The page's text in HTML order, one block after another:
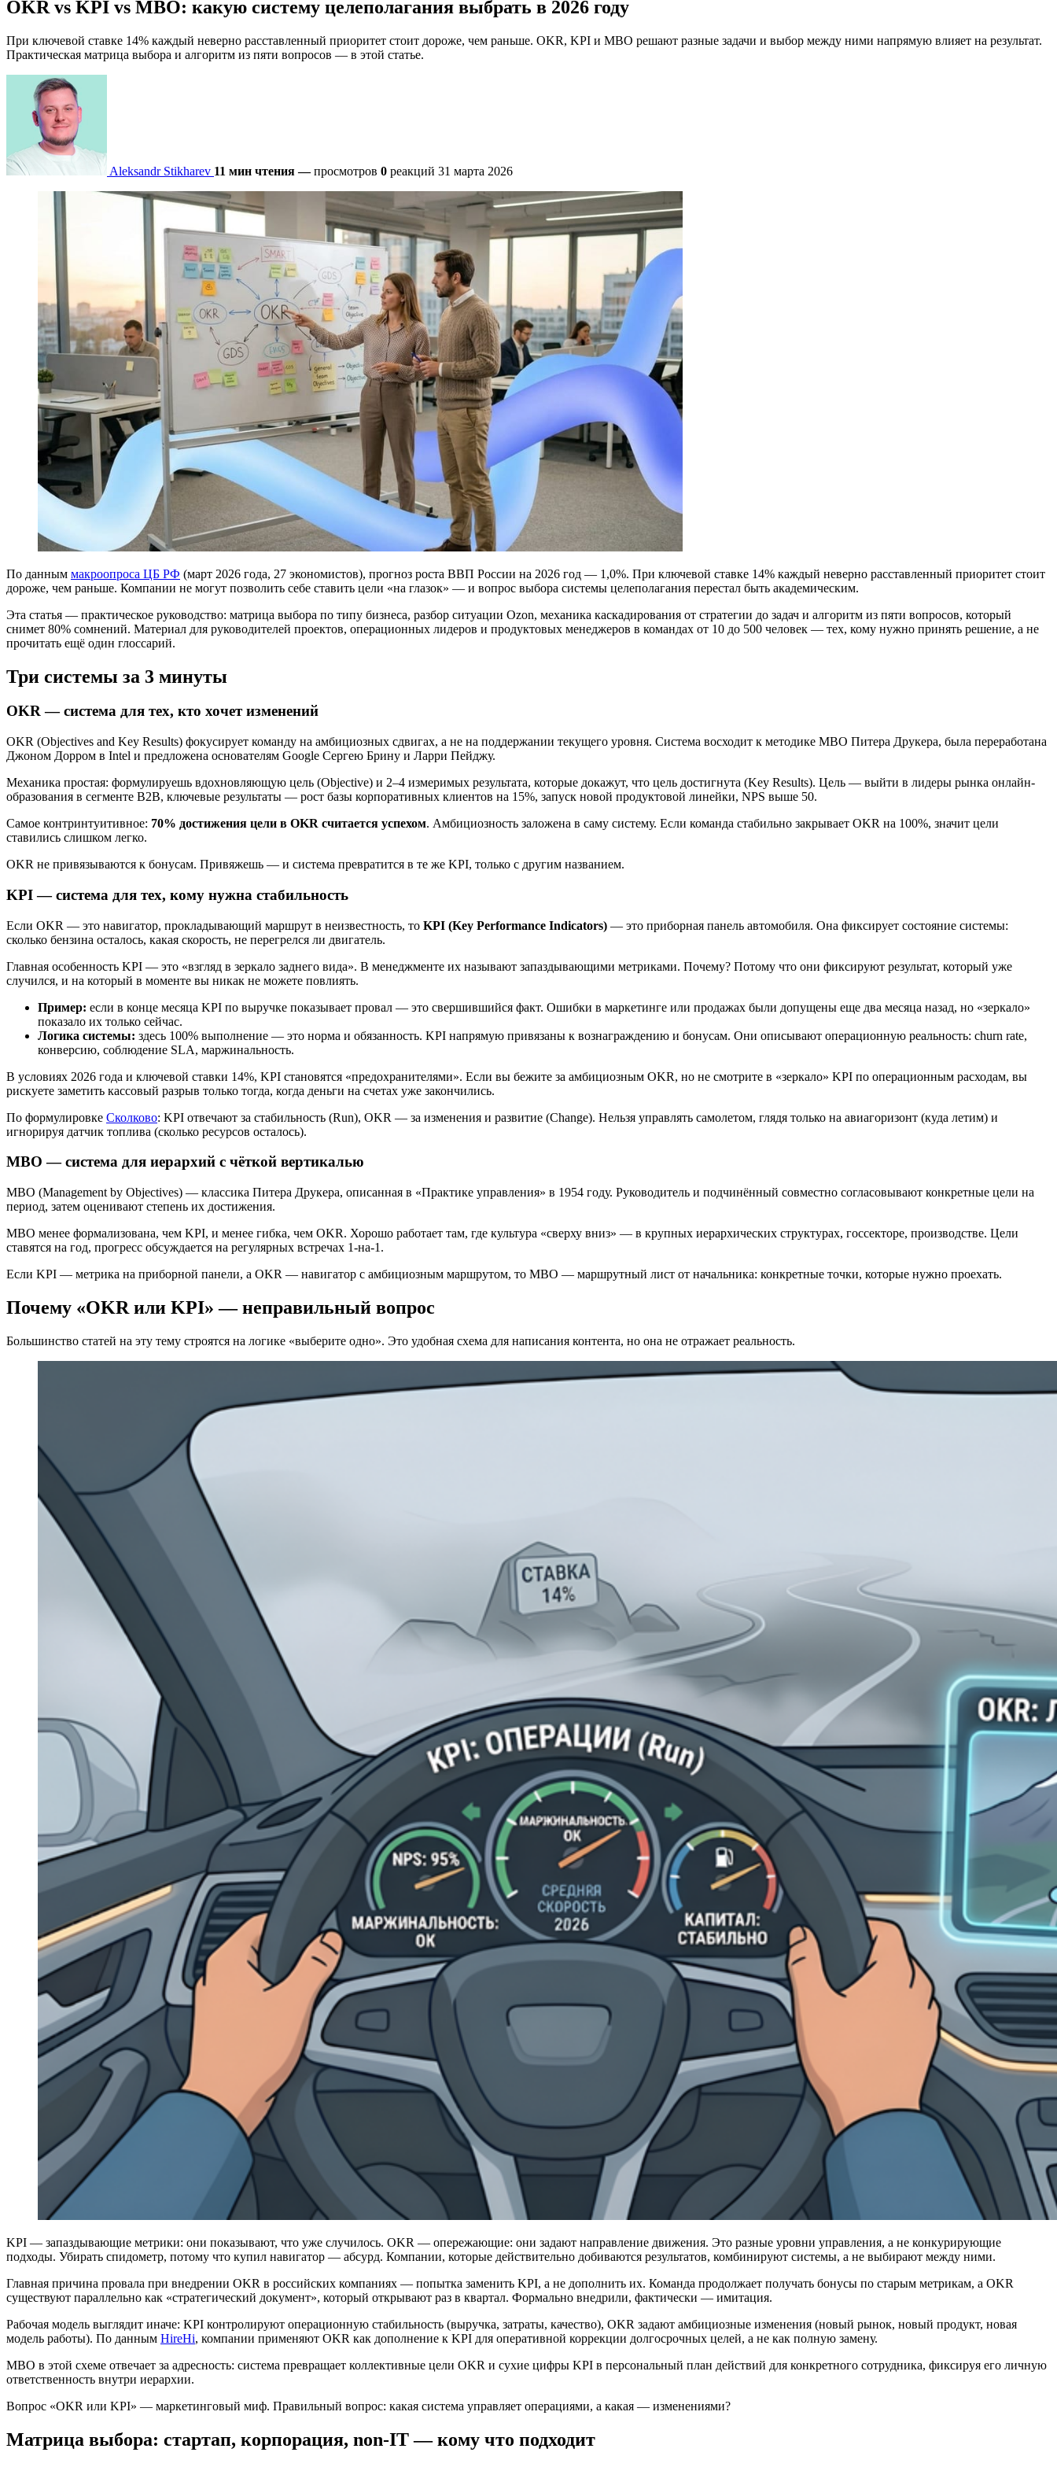
OKR vs KPI vs MBO: какую систему целеполагания выбрать в 2026 году
При ключевой ставке 14% каждый неверно расставленный приоритет стоит дороже, чем раньше. OKR, KPI и MBO решают разные задачи и выбор между ними напрямую влияет на результат.
Практическая матрица выбора и алгоритм из пяти вопросов — в этой статье.
Aleksandr Stikharev 11 мин чтения —просмотров 0 реакций 31 марта 2026
По данным макроопроса ЦБ РФ (март 2026 года, 27 экономистов), прогноз роста ВВП России на 2026 год — 1,0%. При ключевой ставке 14% каждый неверно расставленный приоритет стоит
дороже, чем раньше. Компании не могут позволить себе ставить цели «на глазок» — и вопрос выбора системы целеполагания перестал быть академическим.
Эта статья — практическое руководство: матрица выбора по типу бизнеса, разбор ситуации Ozon, механика каскадирования от стратегии до задач и алгоритм из пяти вопросов, который
снимет 80% сомнений. Материал для руководителей проектов, операционных лидеров и продуктовых менеджеров в командах от 10 до 500 человек — тех, кому нужно принять решение, а не
прочитать ещё один глоссарий.
Три системы за 3 минуты
OKR — система для тех, кто хочет изменений
OKR (Objectives and Key Results) фокусирует команду на амбициозных сдвигах, а не на поддержании текущего уровня. Система восходит к методике MBO Питера Друкера, была переработана
Джоном Дорром в Intel и предложена основателям Google Сергею Брину и Ларри Пейджу.
Механика простая: формулируешь вдохновляющую цель (Objective) и 2–4 измеримых результата, которые докажут, что цель достигнута (Key Results). Цель — выйти в лидеры рынка онлайн-
образования в сегменте B2B, ключевые результаты — рост базы корпоративных клиентов на 15%, запуск новой продуктовой линейки, NPS выше 50.
Самое контринтуитивное: 70% достижения цели в OKR считается успехом. Амбициозность заложена в саму систему. Если команда стабильно закрывает OKR на 100%, значит цели
ставились слишком легко.
OKR не привязываются к бонусам. Привяжешь — и система превратится в те же KPI, только с другим названием.
KPI — система для тех, кому нужна стабильность
Если OKR — это навигатор, прокладывающий маршрут в неизвестность, то KPI (Key Performance Indicators) — это приборная панель автомобиля. Она фиксирует состояние системы:
сколько бензина осталось, какая скорость, не перегрелся ли двигатель.
Главная особенность KPI — это «взгляд в зеркало заднего вида». В менеджменте их называют запаздывающими метриками. Почему? Потому что они фиксируют результат, который уже
случился, и на который в моменте вы никак не можете повлиять.
Пример: если в конце месяца KPI по выручке показывает провал — это свершившийся факт. Ошибки в маркетинге или продажах были допущены еще два месяца назад, но «зеркало»
показало их только сейчас.
Логика системы: здесь 100% выполнение — это норма и обязанность. KPI напрямую привязаны к вознаграждению и бонусам. Они описывают операционную реальность: churn rate,
конверсию, соблюдение SLA, маржинальность.
В условиях 2026 года и ключевой ставки 14%, KPI становятся «предохранителями». Если вы бежите за амбициозным OKR, но не смотрите в «зеркало» KPI по операционным расходам, вы
рискуете заметить кассовый разрыв только тогда, когда деньги на счетах уже закончились.
По формулировке Сколково: KPI отвечают за стабильность (Run), OKR — за изменения и развитие (Change). Нельзя управлять самолетом, глядя только на авиагоризонт (куда летим) и
игнорируя датчик топлива (сколько ресурсов осталось).
MBO — система для иерархий с чёткой вертикалью
MBO (Management by Objectives) — классика Питера Друкера, описанная в «Практике управления» в 1954 году. Руководитель и подчинённый совместно согласовывают конкретные цели на
период, затем оценивают степень их достижения.
MBO менее формализована, чем KPI, и менее гибка, чем OKR. Хорошо работает там, где культура «сверху вниз» — в крупных иерархических структурах, госсекторе, производстве. Цели
ставятся на год, прогресс обсуждается на регулярных встречах 1-на-1.
Если KPI — метрика на приборной панели, а OKR — навигатор с амбициозным маршрутом, то MBO — маршрутный лист от начальника: конкретные точки, которые нужно проехать.
Почему «OKR или KPI» — неправильный вопрос
Большинство статей на эту тему строятся на логике «выберите одно». Это удобная схема для написания контента, но она не отражает реальность.
KPI — запаздывающие метрики: они показывают, что уже случилось. OKR — опережающие: они задают направление движения. Это разные уровни управления, а не конкурирующие
подходы. Убирать спидометр, потому что купил навигатор — абсурд. Компании, которые действительно добиваются результатов, комбинируют системы, а не выбирают между ними.
Главная причина провала при внедрении OKR в российских компаниях — попытка заменить KPI, а не дополнить их. Команда продолжает получать бонусы по старым метрикам, а OKR
существуют параллельно как «стратегический документ», который открывают раз в квартал. Формально внедрили, фактически — имитация.
Рабочая модель выглядит иначе: KPI контролируют операционную стабильность (выручка, затраты, качество), OKR задают амбициозные изменения (новый рынок, новый продукт, новая
модель работы). По данным HireHi, компании применяют OKR как дополнение к KPI для оперативной коррекции долгосрочных целей, а не как полную замену.
MBO в этой схеме отвечает за адресность: система превращает коллективные цели OKR и сухие цифры KPI в персональный план действий для конкретного сотрудника, фиксируя его личную
ответственность внутри иерархии.
Вопрос «OKR или KPI» — маркетинговый миф. Правильный вопрос: какая система управляет операциями, а какая — изменениями?
Матрица выбора: стартап, корпорация, non-IT — кому что подходит